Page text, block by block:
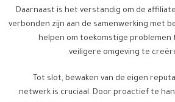
Daarnaast is het verstandig om de
verbonden zijn aan de samenwerking met
helpen om toekomstige problemen
veiligere omgeving te
Tot slot, bewaken van de eigen
netwerk is cruciaal. Door proactief te